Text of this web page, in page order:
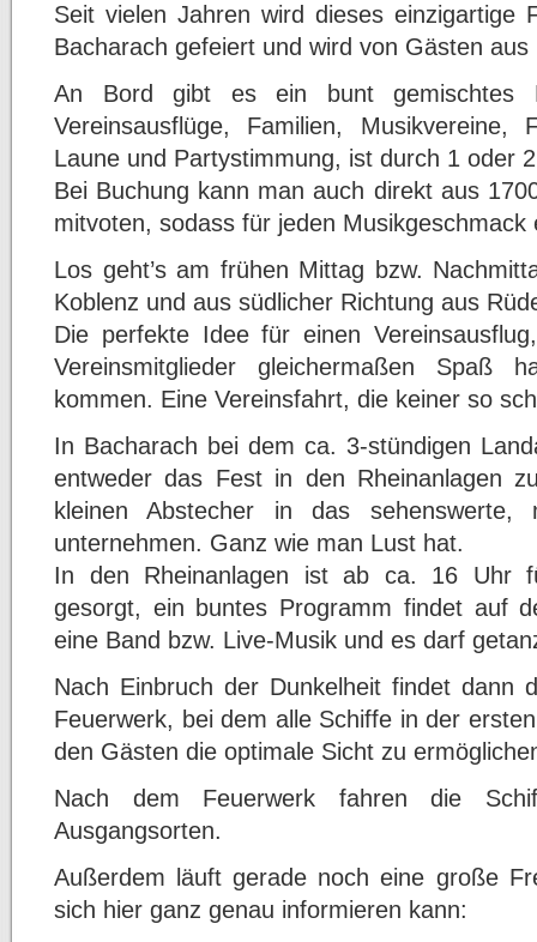
Seit vielen Jahren wird dieses einzigartige
Bacharach gefeiert und wird von Gästen
An Bord gibt es ein bunt gemischtes
Vereinsausflüge, Familien,
Laune und Partystimmung, ist durch 1 oder
Bei Buchung kann man auch direkt aus
mitvoten, sodass für jeden Musikgeschmack
Los geht’s am frühen Mittag bzw.
Koblenz und aus südlicher Richtung aus
Die perfekte Idee für einen
Vereinsmitglieder gleichermaßen
kommen. Eine Vereinsfahrt, die keiner so
In Bacharach bei dem ca. 3-stündigen
entweder das Fest in den Rheinanlagen
kleinen Abstecher in das sehenswerte,
unternehmen. Ganz wie man Lust hat.
In den Rheinanlagen ist ab ca. 16 Uhr
gesorgt, ein buntes Programm findet auf
eine Band bzw. Live-Musik und es darf
Nach Einbruch der Dunkelheit findet dann
Feuerwerk, bei dem alle Schiffe in der
den Gästen die optimale Sicht zu
Nach dem Feuerwerk fahren die
Ausgangsorten.
Außerdem läuft gerade noch eine große
sich hier ganz genau informieren kann: